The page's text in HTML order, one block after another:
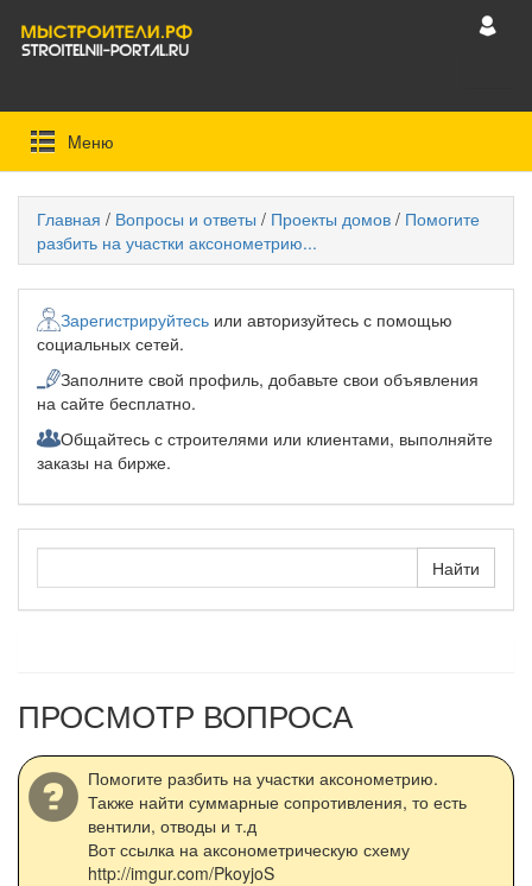
Mеню
Главная / Вопросы и ответы / Проекты домов / Помогите
разбить на участки аксонометрию...
Зарегистрируйтесь или авторизуйтесь с помощью
социальных сетей.
Заполните свой профиль, добавьте свои объявления
на сайте бесплатно.
Общайтесь с строителями или клиентами, выполняйте
заказы на бирже.
ПРОСМОТР ВОПРОСА
Помогите разбить на участки аксонометрию.
Также найти суммарные сопротивления, то есть
вентили, отводы и т.д
Вот ссылка на аксонометрическую схему
http://imgur.com/PkoyjoS